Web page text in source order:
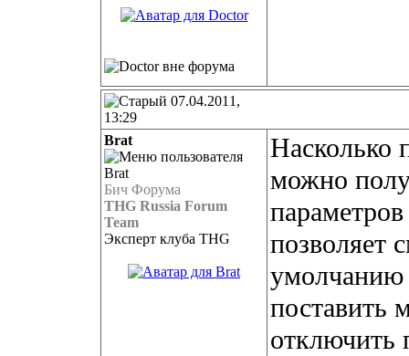
07.04.2011,
13:29
Brat
Бич Форума
THG Russia Forum
Team
Эксперт клуба THG
Насколько
можно
позволяет
умолчанию
поставить
отключить